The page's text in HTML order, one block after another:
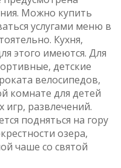
Можно купить
услугами меню в
Кухня,
этого имеются. Для
детские
велосипедов,
комнате для детей
игр, развлечений.
подняться на гору
озера,
чаше со святой